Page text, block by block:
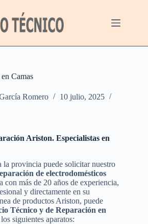
Camas
Romero
10 julio, 2025
Ariston. Especialistas en
la provincia puede solicitar nuestro
de electrodomésticos
con más de 20 años de experiencia,
y directamente en su
de productos Ariston, puede
Técnico y de Reparación en
siguientes aparatos: